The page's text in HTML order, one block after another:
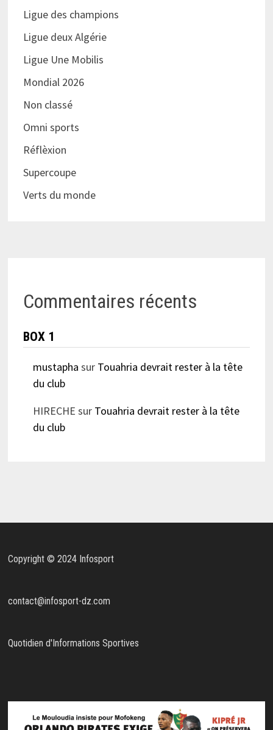
Ligue des champions
Ligue deux Algérie
Ligue Une Mobilis
Mondial 2026
Non classé
Omni sports
Réflèxion
Supercoupe
Verts du monde
Commentaires récents
BOX 1
mustapha sur Touahria devrait rester à la tête
du club
HIRECHE sur Touahria devrait rester à la tête
du club
Copyright © 2024 Infosport
contact@infosport-dz.com
Quotidien d'Informations Sportives